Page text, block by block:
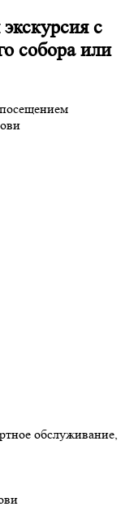
с
собора или
обслуживание,